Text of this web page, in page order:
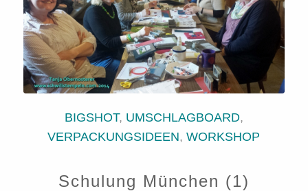
BIGSHOT, UMSCHLAGBOARD,
VERPACKUNGSIDEEN,WORKSHOP
Schulung München (1)